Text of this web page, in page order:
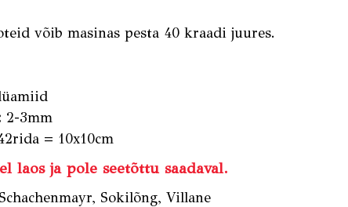
võib masinas pesta 40 kraadi juures.
2-3mm
= 10x10cm
laos ja pole seetõttu saadaval.
Schachenmayr, Sokilõng, Villane